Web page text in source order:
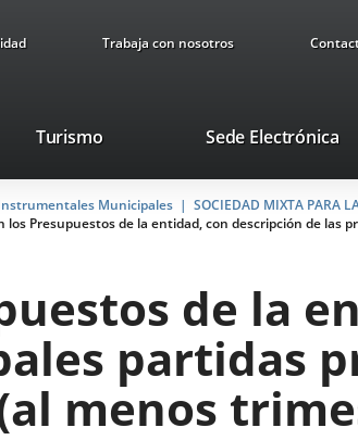
Trabaja con nosotros
TurismoEste
se
abrirá
en
nueva.
Sede Electrónica
Municipales SOCIEDAD MIXTA PARA
los Presupuestos de la entidad, con descripción de
de la
partidas
menos